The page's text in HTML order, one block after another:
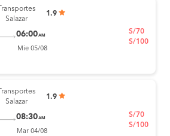
Transportes
Salazar
1.9
06:00AM
Mie 05/08
S/70
S/100
Transportes
Salazar
1.9
08:30AM
Mar 04/08
S/70
S/100